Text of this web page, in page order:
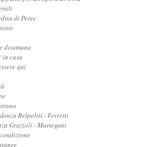
di Perec
disumana
casa
qui
Belpoliti - Ferretti
Grazioli - Martegani